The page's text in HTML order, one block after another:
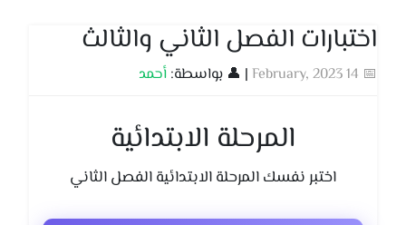
اختبارات الفصل الثاني والثالث
📅 14 February, 2023 | 👤 بواسطة: أحمد
المرحلة الابتدائية
اختبر نفسك المرحلة الابتدائية الفصل الثاني